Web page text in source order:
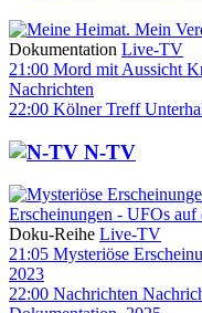
Dokumentation Live-TV
21:00 Mord mit Aussicht
Nachrichten
22:00 Kölner Treff
N-TV
Erscheinungen - UFOs auf
Doku-Reihe Live-TV
21:05 Mysteriöse
2023
22:00 Nachrichten